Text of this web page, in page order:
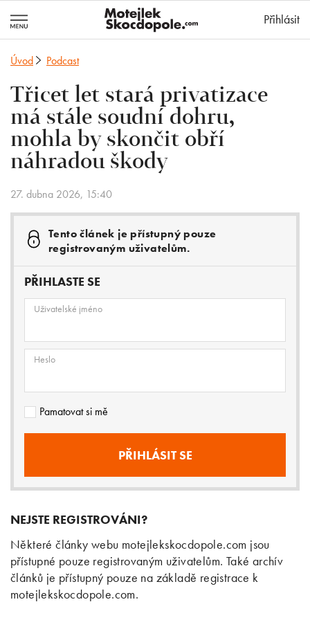
Přihlásit
Úvod Podcast
Třicet let stará privatizace
má stále soudní dohru,
mohla by skončit obří
náhradou škody
27. dubna 2026, 15:40
Tento článek je přístupný pouze
registrovaným uživatelům.
PŘIHLASTE SE
Uživatelské jméno
Heslo
Pamatovat si mě
NEJSTE REGISTROVÁNI?
Některé články webu motejlekskocdopole.com jsou
přístupné pouze registrovaným uživatelům. Také archív
článků je přístupný pouze na základě registrace k
motejlekskocdopole.com.